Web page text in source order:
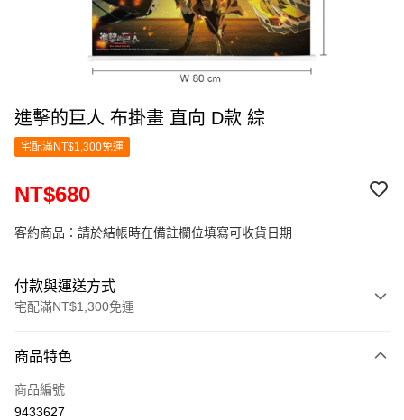
進擊的巨人 布掛畫 直向 D款 綜
宅配滿NT$1,300免運
NT$680
客約商品：請於結帳時在備註欄位填寫可收貨日期
付款與運送方式
宅配滿NT$1,300免運
信用卡一次付款
LINE Pay
商品特色
商品編號
9433627